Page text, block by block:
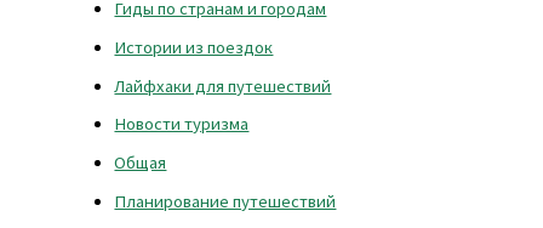
Гиды по странам и городам
Истории из поездок
Лайфхаки для путешествий
Новости туризма
Общая
Планирование путешествий